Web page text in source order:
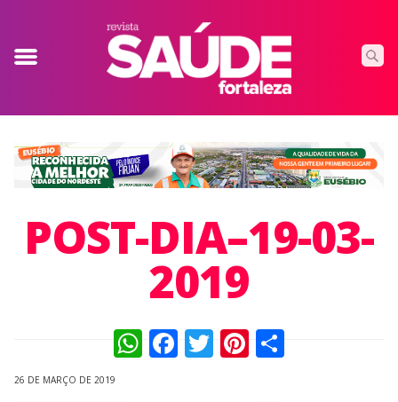
POST-DIA–19-03-
2019
WhatsApp
Facebook
TwitterPinterest
26 DE MARÇO DE 2019